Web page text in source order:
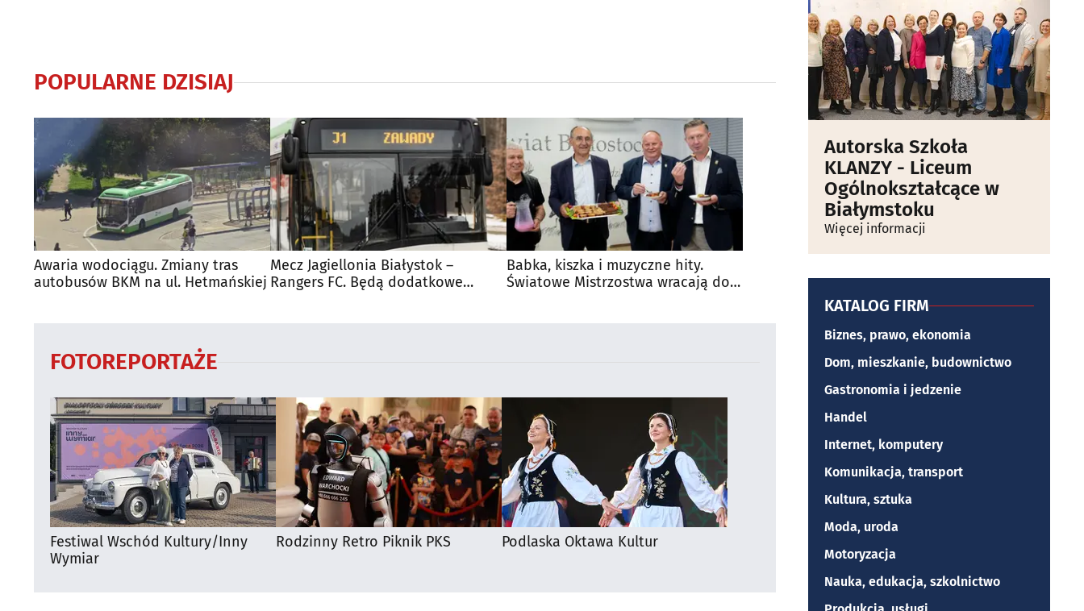
POPULARNE DZISIAJ
Awaria wodociągu. Zmiany tras
autobusów BKM na ul. Hetmańskiej
Mecz Jagiellonia Białystok –
Rangers FC. Będą dodatkowe
Babka, kiszka i muzyczne hity.
Światowe Mistrzostwa wracają do
FOTOREPORTAŻE
Festiwal Wschód Kultury/Inny
Wymiar
Rodzinny Retro Piknik PKS Podlaska Oktawa Kultur
Autorska Szkoła
KLANZY - Liceum
Ogólnokształcące w
Białymstoku
Więcej informacji
KATALOG FIRM
Biznes, prawo, ekonomia
Dom, mieszkanie, budownictwo
Gastronomia i jedzenie
Handel
Internet, komputery
Komunikacja, transport
Kultura, sztuka
Moda, uroda
Motoryzacja
Nauka, edukacja, szkolnictwo